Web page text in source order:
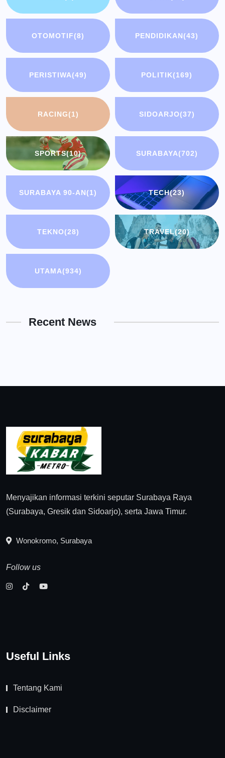
OTOMOTIF(8) PENDIDIKAN(43)
PERISTIWA(49) POLITIK(169)
RACING(1) SIDOARJO(37)
SPORTS(10) SURABAYA(702)
SURABAYA 90-AN(1) TECH(23)
TEKNO(28) TRAVEL(20)
UTAMA(934)
Recent News
Menyajikan informasi terkini seputar Surabaya Raya
(Surabaya, Gresik dan Sidoarjo), serta Jawa Timur.
Wonokromo, Surabaya
Follow us
Useful Links
Tentang Kami
Disclaimer